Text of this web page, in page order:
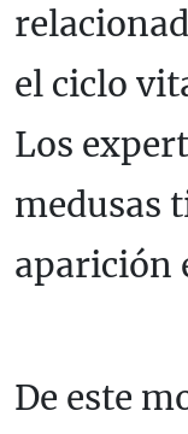
el ciclo
Los
medusas
aparición
De este